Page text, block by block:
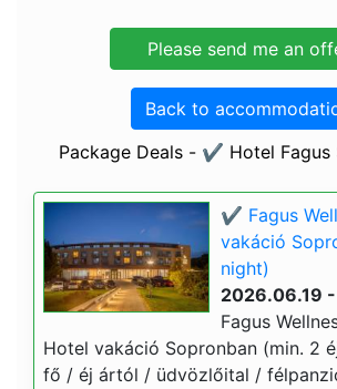
Back to
Package Deals - ✔️ Hotel
✔️ Fagus
vakáció
night)
2026.06.19
Fagus
Hotel vakáció Sopronban (min. 2
fő / éj ártól / üdvözlőital /